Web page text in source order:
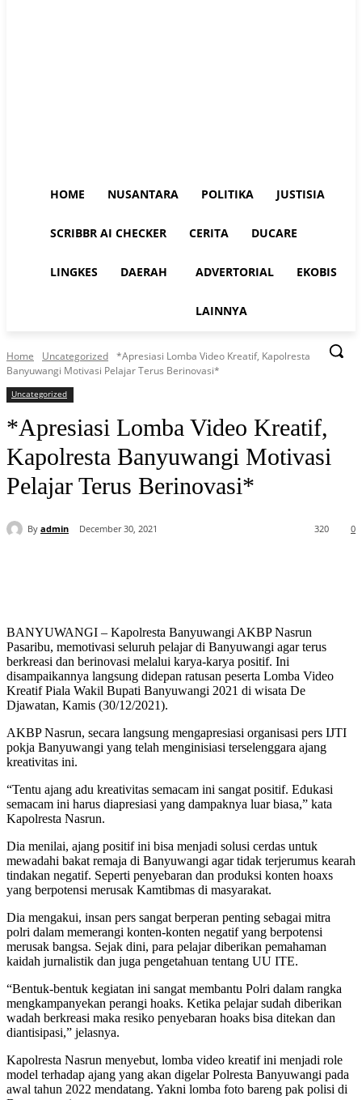
HOME NUSANTARA POLITIKA JUSTISIA
SCRIBBR AI CHECKER CERITA DUCARE
LINGKES DAERAH ADVERTORIAL EKOBIS
LAINNYA
Home Uncategorized *Apresiasi Lomba Video Kreatif, Kapolresta
Banyuwangi Motivasi Pelajar Terus Berinovasi*
Uncategorized
*Apresiasi Lomba Video Kreatif,
Kapolresta Banyuwangi Motivasi
Pelajar Terus Berinovasi*
By admin December 30, 2021 0
320
BANYUWANGI – Kapolresta Banyuwangi AKBP Nasrun
Pasaribu, memotivasi seluruh pelajar di Banyuwangi agar terus
berkreasi dan berinovasi melalui karya-karya positif. Ini
disampaikannya langsung didepan ratusan peserta Lomba Video
Kreatif Piala Wakil Bupati Banyuwangi 2021 di wisata De
Djawatan, Kamis (30/12/2021).
AKBP Nasrun, secara langsung mengapresiasi organisasi pers IJTI
pokja Banyuwangi yang telah menginisiasi terselenggara ajang
kreativitas ini.
“Tentu ajang adu kreativitas semacam ini sangat positif. Edukasi
semacam ini harus diapresiasi yang dampaknya luar biasa,” kata
Kapolresta Nasrun.
Dia menilai, ajang positif ini bisa menjadi solusi cerdas untuk
mewadahi bakat remaja di Banyuwangi agar tidak terjerumus kearah
tindakan negatif. Seperti penyebaran dan produksi konten hoaxs
yang berpotensi merusak Kamtibmas di masyarakat.
Dia mengakui, insan pers sangat berperan penting sebagai mitra
polri dalam memerangi konten-konten negatif yang berpotensi
merusak bangsa. Sejak dini, para pelajar diberikan pemahaman
kaidah jurnalistik dan juga pengetahuan tentang UU ITE.
“Bentuk-bentuk kegiatan ini sangat membantu Polri dalam rangka
mengkampanyekan perangi hoaks. Ketika pelajar sudah diberikan
wadah berkreasi maka resiko penyebaran hoaks bisa ditekan dan
diantisipasi,” jelasnya.
Kapolresta Nasrun menyebut, lomba video kreatif ini menjadi role
model terhadap ajang yang akan digelar Polresta Banyuwangi pada
awal tahun 2022 mendatang. Yakni lomba foto bareng pak polisi di